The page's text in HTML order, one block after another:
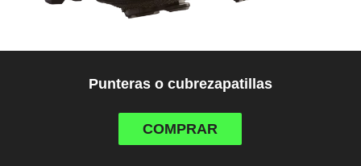
Punteras o cubrezapatillas
COMPRAR